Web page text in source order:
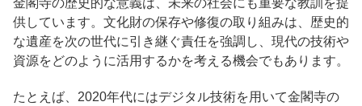
金閣寺の歴史的な意義は、未来の社会にも重要な教訓を提
供しています。文化財の保存や修復の取り組みは、歴史的
な遺産を次の世代に引き継ぐ責任を強調し、現代の技術や
資源をどのように活用するかを考える機会でもあります。
たとえば、2020年代にはデジタル技術を用いて金閣寺の